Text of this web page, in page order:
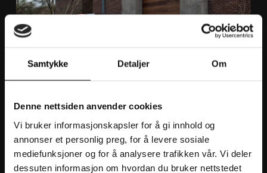
Samtykke Detaljer Om
Denne nettsiden anvender cookies
Vi bruker informasjonskapsler for å gi innhold og
annonser et personlig preg, for å levere sosiale
mediefunksjoner og for å analysere trafikken vår. Vi deler
dessuten informasjon om hvordan du bruker nettstedet
Foliering av bil
Foliering av Bil: Din Billett til Stil og Beskyttelse! 1.
Hva er Foliering av Bil? En Rask Innføring Bilfoliering,
eller «foliering av bil» som vi sier på godt norsk, er